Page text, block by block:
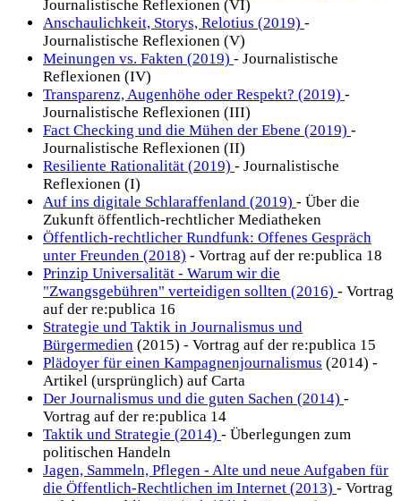
Journalistische Reflexionen (VI)
Anschaulichkeit, Storys, Relotius (2019) -
Journalistische Reflexionen (V)
Meinungen vs. Fakten (2019) - Journalistische
Reflexionen (IV)
Transparenz, Augenhöhe oder Respekt? (2019) -
Journalistische Reflexionen (III)
Fact Checking und die Mühen der Ebene (2019) -
Journalistische Reflexionen (II)
Resiliente Rationalität (2019) - Journalistische
Reflexionen (I)
Auf ins digitale Schlaraffenland (2019) - Über die
Zukunft öffentlich-rechtlicher Mediatheken
Öffentlich-rechtlicher Rundfunk: Offenes Gespräch
unter Freunden (2018) - Vortrag auf der re:publica 18
Prinzip Universalität - Warum wir die
"Zwangsgebühren" verteidigen sollten (2016) - Vortrag
auf der re:publica 16
Strategie und Taktik in Journalismus und
Bürgermedien (2015) - Vortrag auf der re:publica 15
Plädoyer für einen Kampagnenjournalismus (2014) -
Artikel (ursprünglich) auf Carta
Der Journalismus und die guten Sachen (2014) -
Vortrag auf der re:publica 14
Taktik und Strategie (2014) - Überlegungen zum
politischen Handeln
Jagen, Sammeln, Pflegen - Alte und neue Aufgaben für
die Öffentlich-Rechtlichen im Internet (2013) - Vortrag